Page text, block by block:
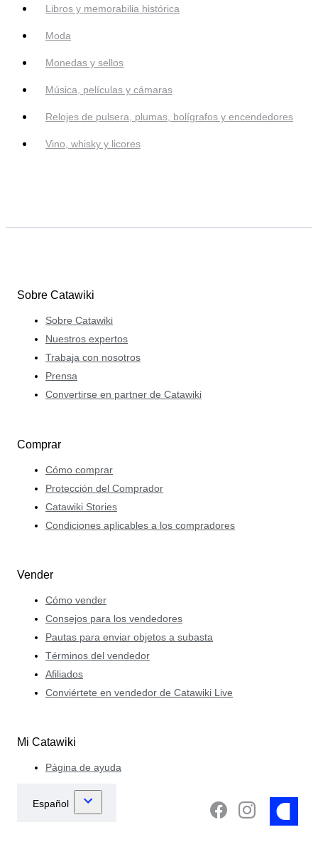
Libros y memorabilia histórica
Moda
Monedas y sellos
Música, películas y cámaras
Relojes de pulsera, plumas, bolígrafos y encendedores
Vino, whisky y licores
Sobre Catawiki
Sobre Catawiki
Nuestros expertos
Trabaja con nosotros
Prensa
Convertirse en partner de Catawiki
Comprar
Cómo comprar
Protección del Comprador
Catawiki Stories
Condiciones aplicables a los compradores
Vender
Cómo vender
Consejos para los vendedores
Pautas para enviar objetos a subasta
Términos del vendedor
Afiliados
Conviértete en vendedor de Catawiki Live
Mi Catawiki
Página de ayuda